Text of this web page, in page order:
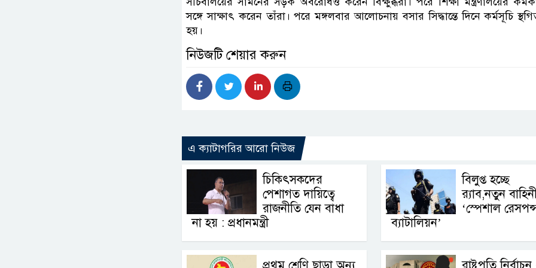
সঙ্গে সাক্ষাৎ করেন তাঁরা। পরে মঙ্গলবার আলোচনায় বসার সিদ্ধান্তে দিনে কর্মসূচি
হয়।
নিউজটি শেয়ার করুন
এ ক্যাটাগরির আরো নিউজ
চিকিৎসকদের
পেশাগত দায়িত্বে
রাজনীতি যেন বাধা
না হয় : প্রধানমন্ত্রী
বিলুপ্ত হচ্ছে
র‍্যাব,নতুন
‘স্পেশাল
ব্যাটালিয়ন’